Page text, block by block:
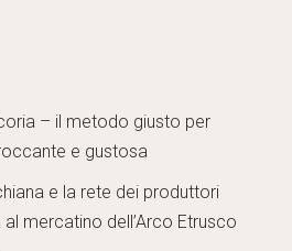
– il metodo giusto per
e gustosa
e la rete dei produttori
mercatino dell’Arco Etrusco